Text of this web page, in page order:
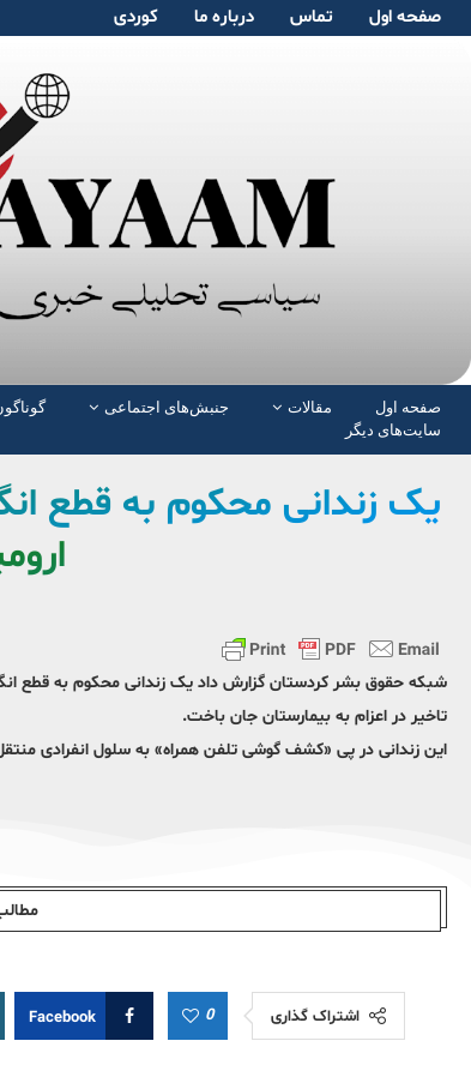
صفحە اول تماس دربارە ما کوردی
صفحە اول مقالات جنبش‌های اجتماعی
سایت‌های دیگر
یک زندانی محکوم به قطع
شبکه حقوق بشر کردستان گزارش داد یک زندانی محکوم به قطع
تاخیر در اعزام به بیمارستان جان باخت.
این زندانی در پی «کشف گوشی تلفن همراه» به سلول انفرادی
اشتراک گذاری 0
Facebook